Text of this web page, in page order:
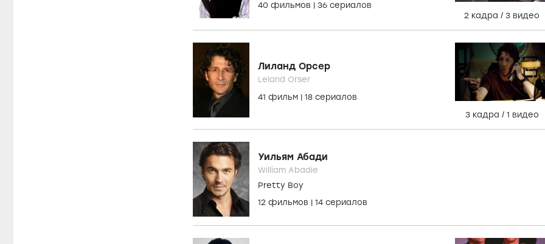
40 фильмов | 36 сериалов
2 кадра / 3 видео
Лиланд Орсер
Leland Orser
41 фильм | 18 сериалов
3 кадра / 1 видео
Уильям Абади
William Abadie
Pretty Boy
12 фильмов | 14 сериалов